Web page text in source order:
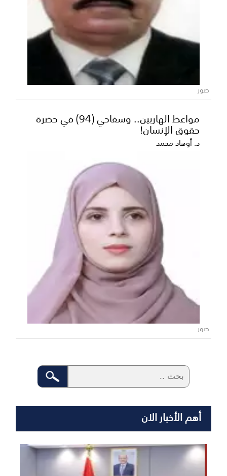
المحافظ بن الوزير يناقش مع نيابة الاستئناف
وشرطة محافظة شبوة مستوى التنسيق
المشترك ويؤكد تعزيز سيادة القانون
ناقش محافظ محافظة شبوة رئيس المجلس المحلي،
عوض محمد بن الوزير، اليوم، مع رئيس نيابة استئناف
صور
مواعظ الهاربين.. وسفاحي (94) في حضرة
حقوق الإنسان!
د. أوهاد محمد
صور
أهم الأخبار الان